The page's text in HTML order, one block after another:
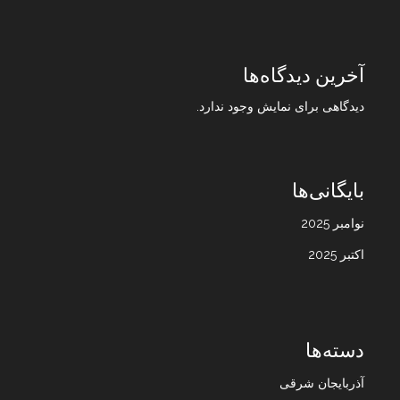
آخرین دیدگاه‌ها
دیدگاهی برای نمایش وجود ندارد.
بایگانی‌ها
نوامبر 2025
اکتبر 2025
دسته‌ها
آذربایجان شرقی